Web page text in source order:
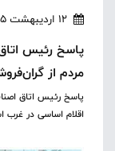
12 اردیبهشت 1405
پاسخ رئیس
مردم از
پاسخ رئیس اتاق
اقلام اساسی در غرب